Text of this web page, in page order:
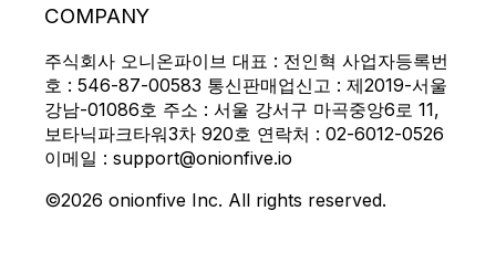
COMPANY
주식회사 오니온파이브 대표 : 전인혁 사업자등록번
호 : 546-87-00583 통신판매업신고 : 제2019-서울
강남-01086호 주소 : 서울 강서구 마곡중앙6로 11,
보타닉파크타워3차 920호 연락처 : 02-6012-0526
이메일 : support@onionfive.io
©2026 onionfive Inc. All rights reserved.